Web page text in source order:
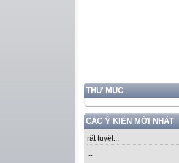
THƯ MỤC
CÁC Ý KIẾN MỚI NHẤT
rất tuyệt...
...